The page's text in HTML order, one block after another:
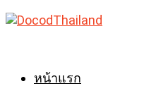
Skip
to
หน้าแรก